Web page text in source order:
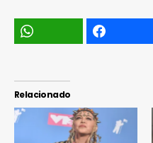
Relacionado